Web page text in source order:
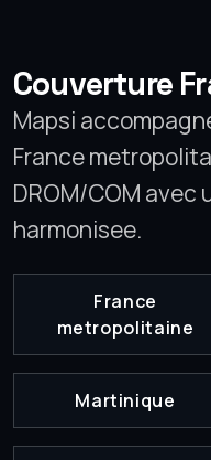
Couverture
Mapsi
France
DROM/COM avec
harmonisee.
France
metropolitaine
Martinique